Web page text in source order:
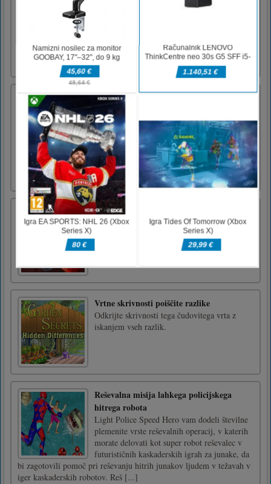
Curfew at home jigsaw je spletna ugankarska
Igrajte to kul igro sestavljanke Policijska ura
doma in uživajte v prostem času!Povleci in
spusti z miško
Košarkarski mojster strelec
Basketball Master Shooter je strelska športna
igra, kjer morate ciljati in streljati s košarko v
koš ter doseči rezultat. Ko zgrešite 8 žog, se
igra konča, zato morate pred koncem igre
dobiti več točk. Pokažite nam svojo strategijo
in športno strast.Uporabite miško za cilj in str
Spoji dragulje
Spojite skale, da jih spremenite v sijoče
dragulje, zaslužite kovance in poskusite
Vrtne skrivnosti poiščite razlike
Odkrijte skrivnosti tega čudovitega vrta z
iskanjem vseh razlik.
Reševalna misija lahkega policijskega
hitrega robota
Light Police Speed Hero vam dodeli številne
plemenite vrste reševalnih operacij, v katerih
morate delovati kot super robot reševalec v
futurističnih kaskaderskih igrah za junake, da
bi zagotovili pomoč pri reševanju hitrih junakov ljudem v težavah v
iger kaskaderskih robotov. Reš [...]